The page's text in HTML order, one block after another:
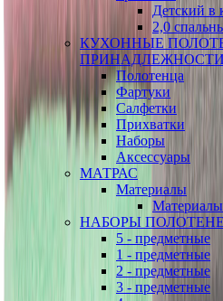
Детский в
2,0
КУХОННЫЕ
ПРИНАДЛЕЖНОСТИ
Полотенца
Фартуки
Салфетки
Прихватки
Наборы
Аксессуары
МАТРАС
Материалы
Материалы
НАБОРЫ
5 - предметные
1 - предметные
2 - предметные
3 - предметные